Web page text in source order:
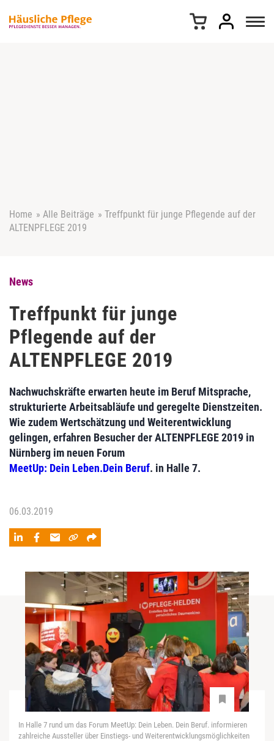
Home » Alle Beiträge » Treffpunkt für junge Pflegende auf der
ALTENPFLEGE 2019
News
Treffpunkt für junge
Pflegende auf der
ALTENPFLEGE 2019
Nachwuchskräfte erwarten heute im Beruf Mitsprache,
strukturierte Arbeitsabläufe und geregelte Dienstzeiten.
Wie zudem Wertschätzung und Weiterentwicklung
gelingen, erfahren Besucher der ALTENPFLEGE 2019 in
Nürnberg im neuen Forum
MeetUp: Dein Leben.Dein Beruf. in Halle 7.
06.03.2019
In Halle 7 rund um das Forum MeetUp: Dein Leben. Dein Beruf. informieren
zahlreiche Aussteller über Einstiegs- und Weiterentwicklungsmöglichkeiten